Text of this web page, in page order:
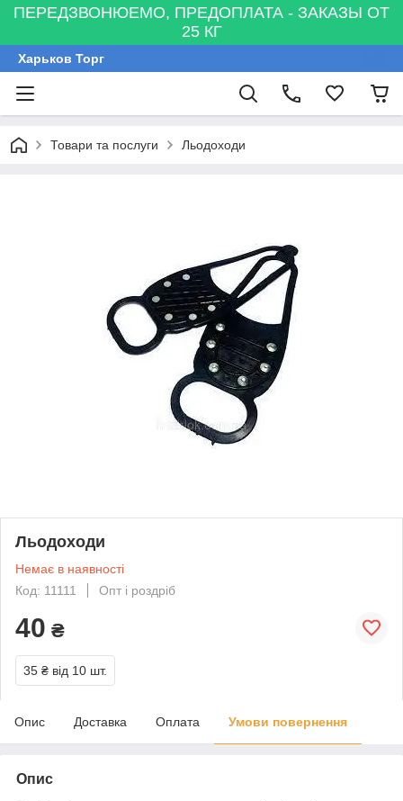
ПЕРЕДЗВОНЮЕМО, ПРЕДОПЛАТА - ЗАКАЗЫ ОТ
25 КГ
Харьков Торг
Товари та послуги Льодоходи
Льодоходи
Немає в наявності
Код: 11111
Опт і роздріб
40 ₴
35 ₴ від 10 шт.
Опис Доставка Оплата Умови повернення
Опис